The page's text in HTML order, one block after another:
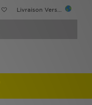
Livraison Vers...